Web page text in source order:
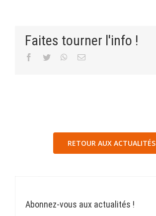
Faites tourner l'info !
Facebook
Twitter WhatsApp
Email
RETOUR AUX ACTUALITÉS
Abonnez-vous aux actualités !